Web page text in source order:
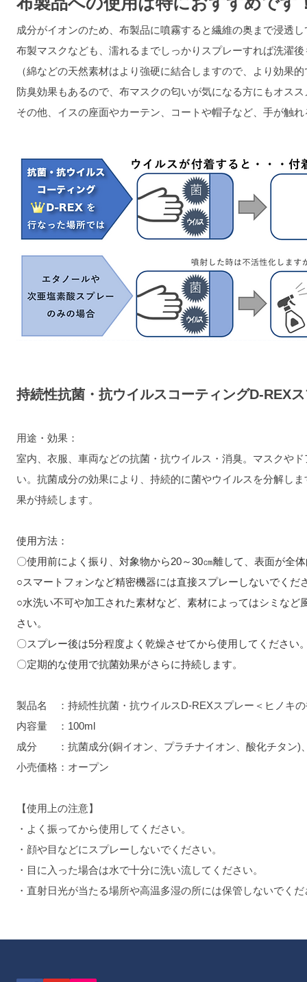
成分がイオンのため、布製品に噴霧すると繊維の奥まで浸透
布製マスクなども、濡れるまでしっかりスプレーすれば洗濯
（綿などの天然素材はより強硬に結合しますので、より効果
防臭効果もあるので、布マスクの匂いが気になる方にもオス
その他、イスの座面やカーテン、コートや帽子など、手が触
持続性抗菌・抗ウイルスコーティングD-REX
用途・効果：
室内、衣服、車両などの抗菌・抗ウイルス・消臭。マスクや
い。 抗菌成分の効果により、持続的に菌やウイルスを分解し
果が持続します。
使用方法：
〇使用前によく振り、対象物から20～30㎝離して、表面が全
○スマートフォンなど精密機器には直接スプレーしないでくだ
○水洗い不可や加工された素材など、素材によってはシミな
さい。
〇スプレー後は5分程度よく乾燥させてから使用してください
〇定期的な使用で抗菌効果がさらに持続します。
製品名 ：持続性抗菌・抗ウイルスD-REXスプレー＜ヒノキ
内容量 ：100ml
成分 ：抗菌成分(銅イオン、プラチナイオン、酸化チタン)
小売価格：オープン
【使用上の注意】
・よく振ってから使用してください。
・顔や目などにスプレーしないでください。
・目に入った場合は水で十分に洗い流してください。
・直射日光が当たる場所や高温多湿の所には保管しないでく